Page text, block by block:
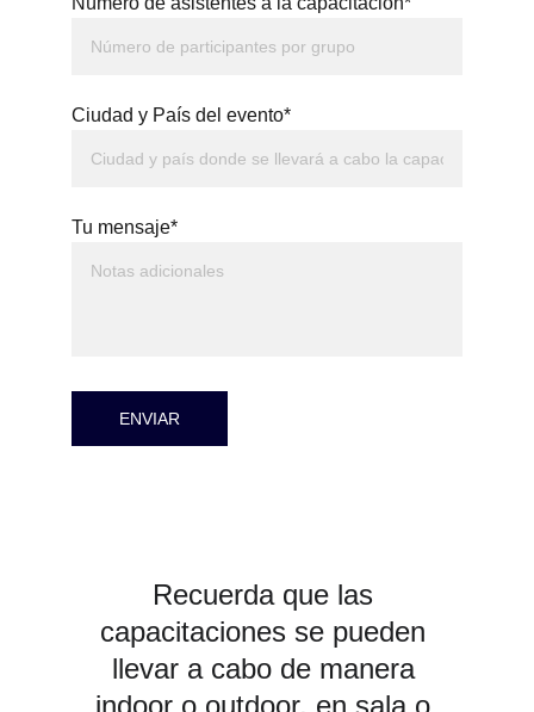
Ciudad y País del evento*
Tu mensaje*
ENVIAR
Recuerda que las
capacitaciones se pueden
llevar a cabo de manera
indoor o outdoor, en sala o